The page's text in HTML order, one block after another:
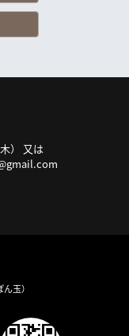
） 又は
玉）